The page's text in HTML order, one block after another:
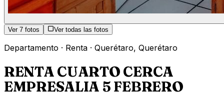
Ver 7 fotos Ver todas las fotos
Departamento · Renta · Querétaro, Querétaro
RENTA CUARTO CERCA
EMPRESALIA 5 FEBRERO